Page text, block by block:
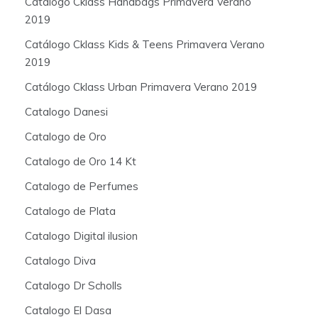
2019
Catálogo Cklass Kids & Teens Primavera Verano
2019
Catálogo Cklass Urban Primavera Verano 2019
Catalogo Danesi
Catalogo de Oro
Catalogo de Oro 14 Kt
Catalogo de Perfumes
Catalogo de Plata
Catalogo Digital ilusion
Catalogo Diva
Catalogo Dr Scholls
Catalogo El Dasa